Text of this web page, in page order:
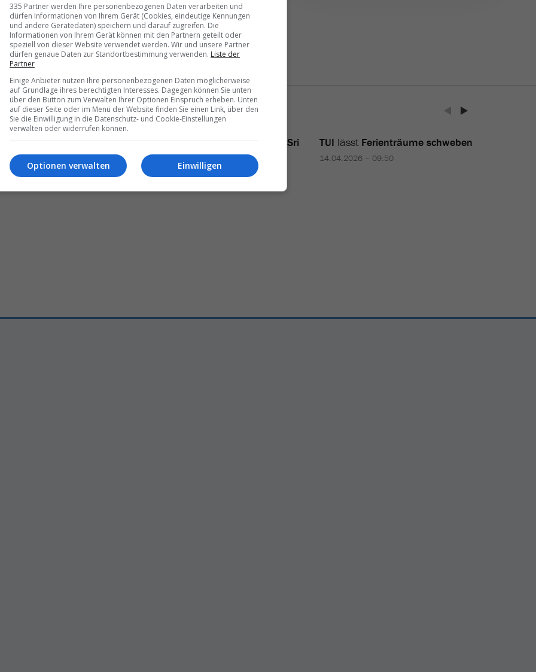
diezehn extremsten
der Welt
– 07:00
Tested Glamping-Abenteuer
Sri
LankasunberührtemDschungel
Marilin Leuthard 24.04.2026 – 11:05
TUI lässt Ferienträume schweben
14.04.2026 – 09:50
335 Partner werden Ihre personenbezogenen Daten verarbeiten und
dürfen Informationen von Ihrem Gerät (Cookies, eindeutige Kennungen
und andere Gerätedaten) speichern und darauf zugreifen. Die
Informationen von Ihrem Gerät können mit den Partnern geteilt oder
speziell von dieser Website verwendet werden. Wir und unsere Partner
dürfen genaue Daten zur Standortbestimmung verwenden. Liste der
Partner
Einige Anbieter nutzen Ihre personenbezogenen Daten möglicherweise
auf Grundlage ihres berechtigten Interesses. Dagegen können Sie unten
über den Button zum Verwalten Ihrer Optionen Einspruch erheben. Unten
auf dieser Seite oder im Menü der Website finden Sie einen Link, über den
Sie die Einwilligung in die Datenschutz- und Cookie-Einstellungen
verwalten oder widerrufen können.
Einwilligen
Optionen verwalten